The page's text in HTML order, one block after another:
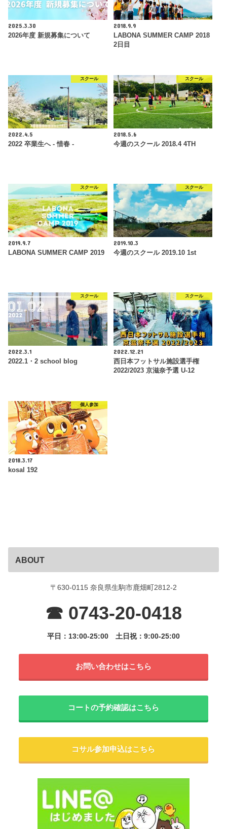
2025.3.30
2026年度 新規募集について
2018.9.9
LABONA SUMMER CAMP 2018
2日目
スクール
2022.4.5
2022 卒業生へ - 惜春 -
スクール
2018.5.6
今週のスクール 2018.4 4TH
スクール
2019.9.7
LABONA SUMMER CAMP 2019
スクール
2019.10.3
今週のスクール 2019.10 1st
スクール
2022.3.1
2022.1・2 school blog
スクール
2022.12.21
西日本フットサル施設選手権
2022/2023 京滋奈予選 U-12
個人参加
2018.3.17
kosal 192
ABOUT
〒630-0115 奈良県生駒市鹿畑町2812-2
☎ 0743-20-0418
平日：13:00-25:00 土日祝：9:00-25:00
お問い合わせはこちら
コートの予約確認はこちら
コサル参加申込はこちら